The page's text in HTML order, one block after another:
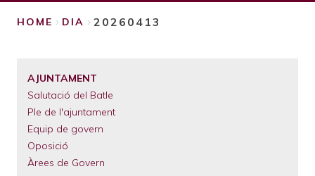
Municipi
Serveis
Municipals
Tràmits
HOME DIA 20260413
AJUNTAMENT
Salutació del Batle
Ple de l'ajuntament
Equip de govern
Oposició
Àrees de Govern